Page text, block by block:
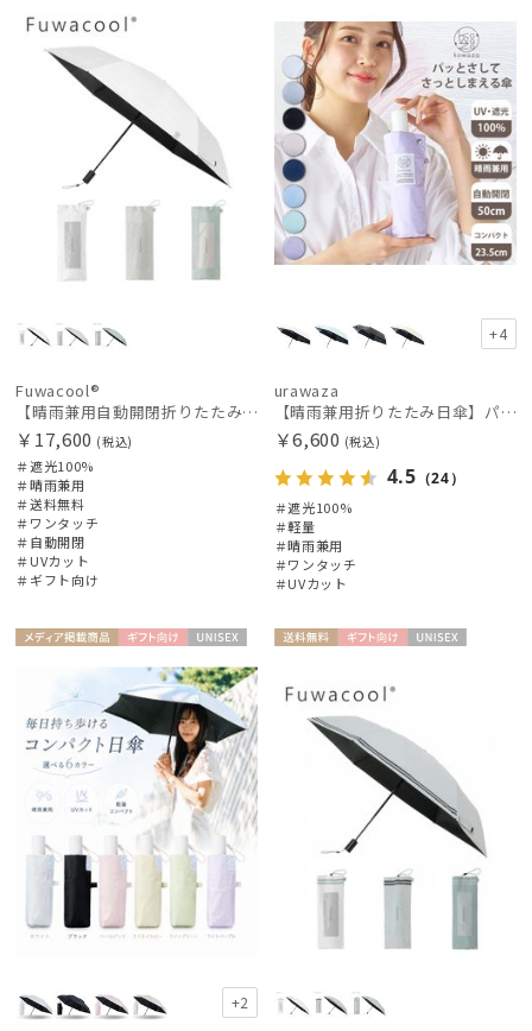
入荷状況
料
Fuwacool®
【晴雨兼用自動開閉折りたたみ日傘】フワクール®（Fuwacool®）ワンポイントロゴ 遮光100 UV100 ワンタッチ開閉
￥17,600 (税込)
＃遮光100%
＃晴雨兼用
＃送料無料
＃ワンタッチ
＃自動開閉
＃UVカット
＃ギフト向け
+4
urawaza
【晴雨兼用折りたたみ日傘】パッとさして、サッとしまえる傘コワザ(kowaza) プレーン 50 遮光100% UV100% 自動開閉傘 ワンタッチ
￥6,600 (税込)
4.5 （24）
＃遮光100%
＃軽量
＃晴雨兼用
＃ワンタッチ
＃UVカット
向け
X
+2
料